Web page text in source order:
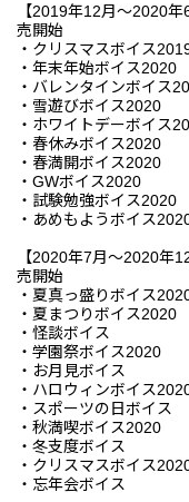
【2019年12月～2020
売開始
・クリスマスボイス
・年末年始ボイス2020
・バレンタインボイス
・雪遊びボイス2020
・ホワイトデーボイス
・春休みボイス2020
・春満開ボイス2020
・GWボイス2020
・試験勉強ボイス2020
・あめもようボイス
【2020年7月～2020年
売開始
・夏真っ盛りボイス
・夏まつりボイス2020
・怪談ボイス
・学園祭ボイス2020
・お月見ボイス
・ハロウィンボイス
・スポーツの日ボイス
・秋満喫ボイス2020
・冬支度ボイス
・クリスマスボイス
・忘年会ボイス